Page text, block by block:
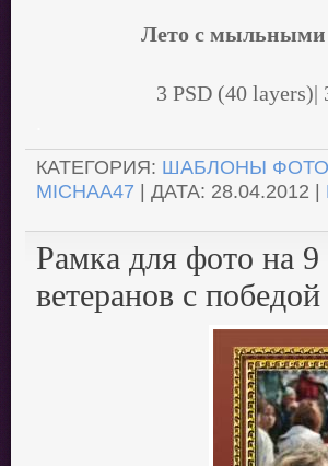
Лето с мыльными
3 PSD (40 layers)|
КАТЕГОРИЯ: ШАБЛОНЫ
MICHAA47 | ДАТА: 28.04.2012 |
Рамка для фото на
ветеранов с победой